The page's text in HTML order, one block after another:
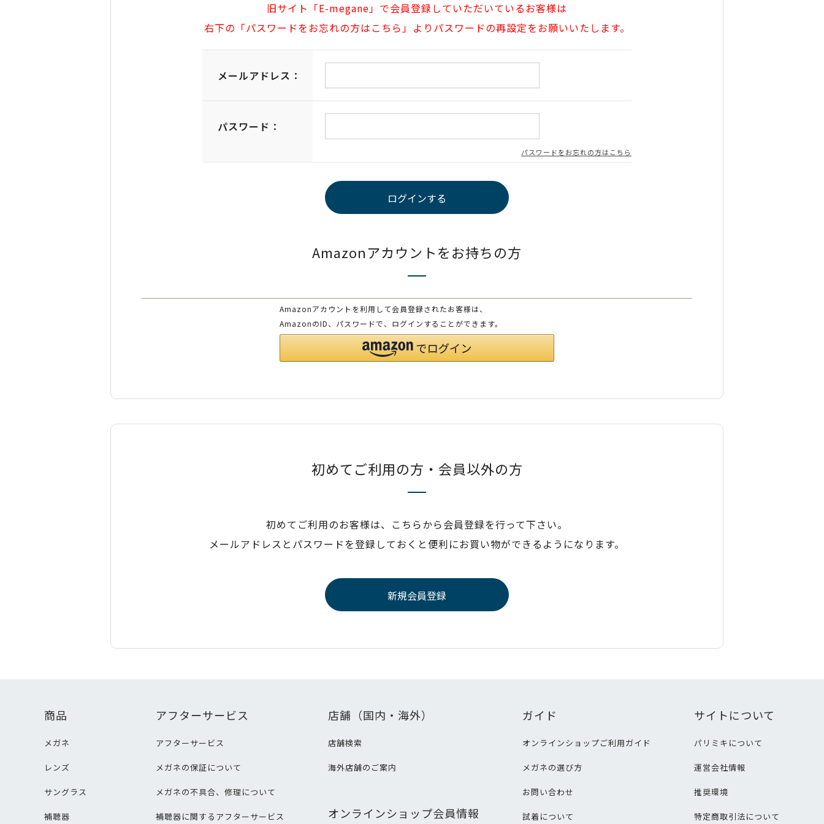
旧サイト「E-megane」で会員登録していただいているお客様は
右下の「パスワードをお忘れの方はこちら」よりパスワードの再設定をお願いいたします。
メールアドレス：
パスワード：
パスワードをお忘れの方はこちら
Amazonアカウントをお持ちの方
Amazonアカウントを利用して会員登録されたお客様は、
AmazonのID、パスワードで、ログインすることができます。
初めてご利用の方・会員以外の方
初めてご利用のお客様は、こちらから会員登録を行って下さい。
メールアドレスとパスワードを登録しておくと便利にお買い物ができるようになります。
商品
メガネ
レンズ
サングラス
補聴器
アフターサービス
アフターサービス
メガネの保証について
メガネの不具合、修理について
補聴器に関するアフターサービス
店舗（国内・海外）
店舗検索
海外店舗のご案内
オンラインショップ会員情報
ガイド
オンラインショップご利用ガイド
メガネの選び方
お問い合わせ
試着について
サイトについて
パリミキについて
運営会社情報
推奨環境
特定商取引法について